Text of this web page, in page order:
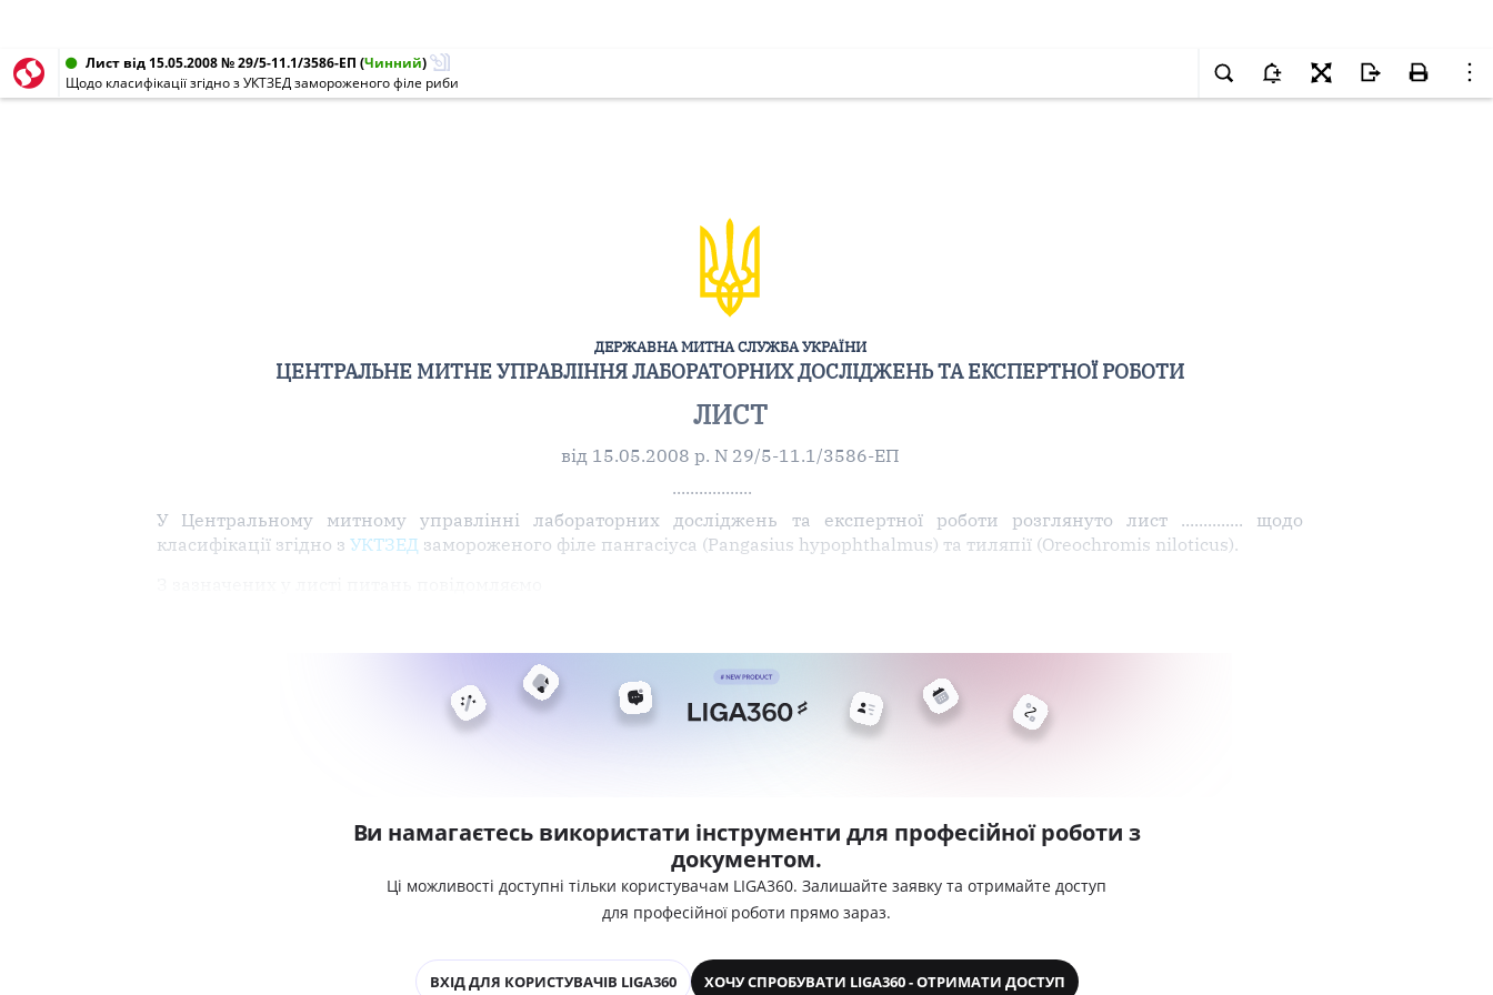
Лист від 15.05.2008 № 29/5-11.1/3586-ЕП (Чинний)
Щодо класифікації згідно з УКТЗЕД замороженого філе риби
ДЕРЖАВНА МИТНА СЛУЖБА УКРАЇНИ
ЦЕНТРАЛЬНЕ МИТНЕ УПРАВЛІННЯ ЛАБОРАТОРНИХ ДОСЛІДЖЕНЬ ТА ЕКСПЕРТНОЇ РОБОТИ
ЛИСТ
від 15.05.2008 р. N 29/5-11.1/3586-ЕП
..................
У Центральному митному управлінні лабораторних досліджень та експертної роботи розглянуто лист .............. щодо
класифікації згідно з УКТЗЕД замороженого філе пангасіуса (Pangasius hypophthalmus) та тиляпії (Oreochromis niloticus).
Ви намагаєтесь використати інструменти для професійної роботи з
документом.
Ці можливості доступні тільки користувачам LIGA360. Залишайте заявку та отримайте доступ
для професійної роботи прямо зараз.
ВХІД ДЛЯ КОРИСТУВАЧІВ LIGA360 ХОЧУ СПРОБУВАТИ LIGA360 - ОТРИМАТИ ДОСТУП